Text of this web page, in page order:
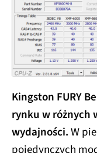
Kingston FURY
rynku w różnych
wydajności.W
pojedynczych